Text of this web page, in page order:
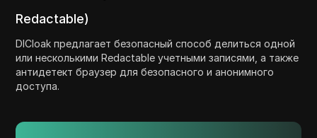
Redactable)
DICloak предлагает безопасный способ делиться одной
или несколькими Redactable учетными записями, а также
антидетект браузер для безопасного и анонимного
доступа.